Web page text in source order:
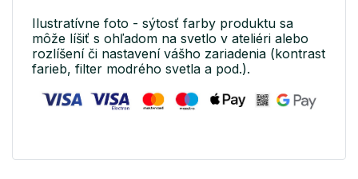
Ilustratívne foto - sýtosť farby produktu sa
môže líšiť s ohľadom na svetlo v ateliéri alebo
rozlíšení či nastavení vášho zariadenia (kontrast
farieb, filter modrého svetla a pod.).